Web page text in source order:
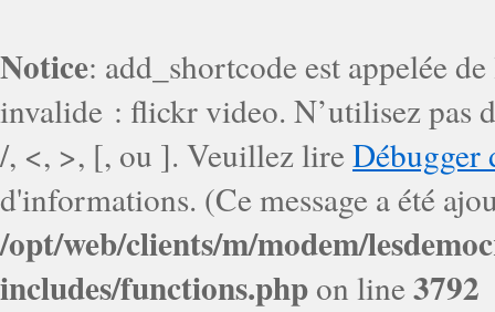
Notice: add_shortcode est appelée
invalide : flickr video. N’utilisez pas
/, <, >, [, ou ]. Veuillez lireDébugger
d'informations. (Ce message a été
/opt/web/clients/m/modem/
includes/functions.php on line3792